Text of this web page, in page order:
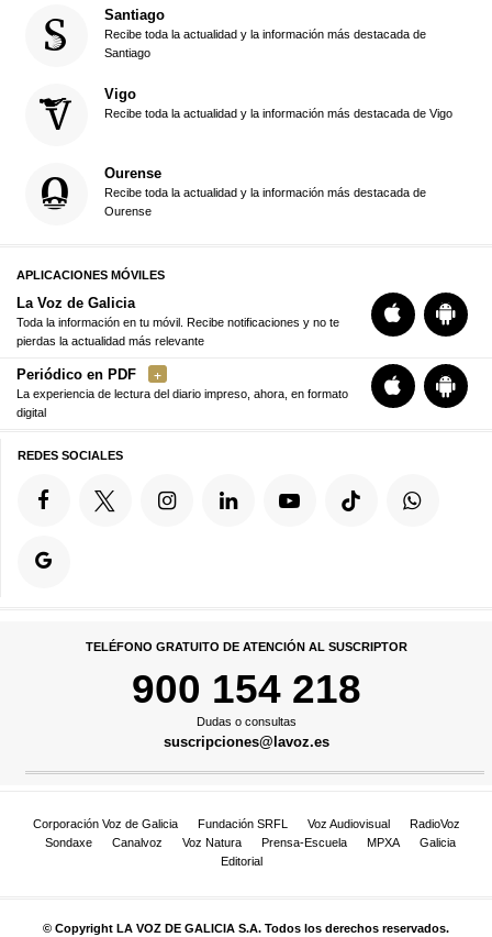
Santiago
Recibe toda la actualidad y la información más destacada de
Santiago
Vigo
Recibe toda la actualidad y la información más destacada de Vigo
Ourense
Recibe toda la actualidad y la información más destacada de
Ourense
APLICACIONES MÓVILES
La Voz de Galicia
Toda la información en tu móvil. Recibe notificaciones y no te
pierdas la actualidad más relevante
Periódico en PDF
La experiencia de lectura del diario impreso, ahora, en formato
digital
REDES SOCIALES
TELÉFONO GRATUITO DE ATENCIÓN AL SUSCRIPTOR
900 154 218
Dudas o consultas
suscripciones@lavoz.es
Corporación Voz de Galicia Fundación SRFL Voz Audiovisual
RadioVoz
Sondaxe
Canalvoz Voz Natura Prensa-Escuela MPXA
Galicia
Editorial
© Copyright LA VOZ DE GALICIA S.A. Todos los derechos reservados.